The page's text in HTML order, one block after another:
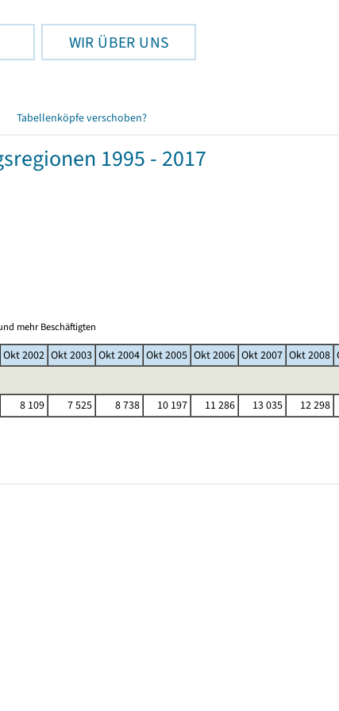
WIR ÜBER UNS
Tabellenköpfe verschoben?
1995 - 2017
mehr Beschäftigten
Okt 2002 Okt 2003 Okt 2004 Okt 2005 Okt 2006 Okt 2007 Okt 2008
8 109 7 525 8 738 10 197 11 286 13 035 12 298